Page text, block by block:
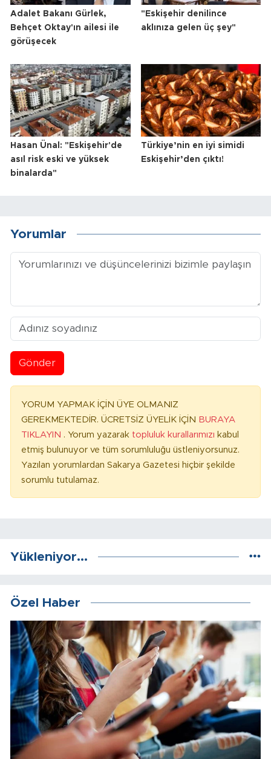
Adalet Bakanı Gürlek,
Behçet Oktay'ın ailesi ile
görüşecek
"Eskişehir denilince
aklınıza gelen üç şey"
Hasan Ünal: "Eskişehir'de
asıl risk eski ve yüksek
binalarda"
Türkiye’nin en iyi simidi
Eskişehir’den çıktı!
Yorumlar
Gönder
YORUM YAPMAK İÇİN ÜYE OLMANIZ
GEREKMEKTEDİR. ÜCRETSİZ ÜYELİK İÇİN BURAYA
TIKLAYIN . Yorum yazarak topluluk kurallarımızı kabul
etmiş bulunuyor ve tüm sorumluluğu üstleniyorsunuz.
Yazılan yorumlardan Sakarya Gazetesi hiçbir şekilde
sorumlu tutulamaz.
Yükleniyor...
Özel Haber